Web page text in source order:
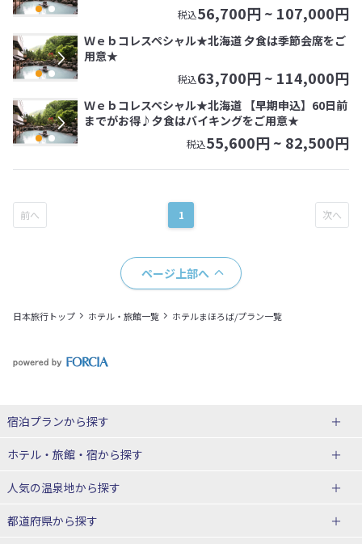
税込56,700円 ~ 107,000円
Ｗｅｂコレスペシャル★北海道 夕食は季節会席をご
用意★
税込63,700円 ~ 114,000円
Ｗｅｂコレスペシャル★北海道 【早期申込】60日前
までがお得♪夕食はバイキングをご用意★
税込55,600円 ~ 82,500円
1
ページ上部へ
日本旅行トップ ホテル・旅館一覧 ホテルまほろば/プラン一覧
宿泊プランから探す
北海道
東北
青森県
ホテル・旅館・宿から探す
北海道ホテル・旅館
人気の温泉地から探す
北海道
都道府県から探す